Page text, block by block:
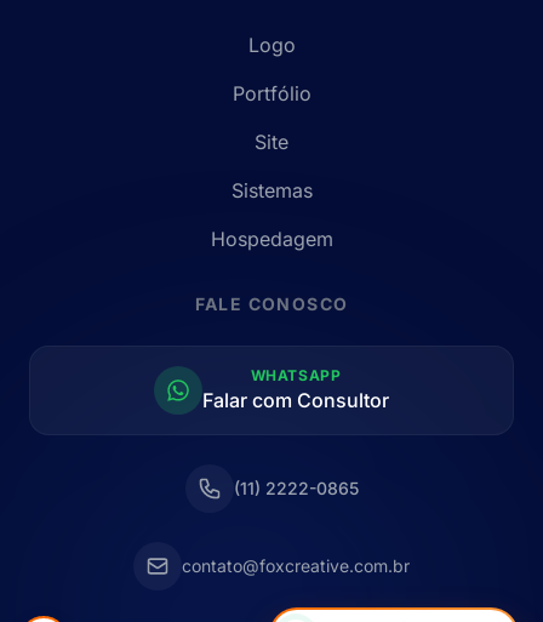
Logo
Portfólio
Site
Sistemas
Hospedagem
FALE CONOSCO
WHATSAPP
Falar com Consultor
(11) 2222-0865
contato@foxcreative.com.br